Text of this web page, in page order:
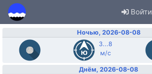
Войти
Ночью, 2026-08-08
3...8
м/с
Днём, 2026-08-08